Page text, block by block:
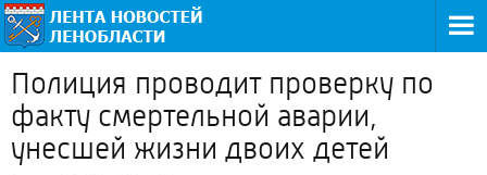
Полиция проводит проверку по
факту смертельной аварии,
унесшей жизни двоих детей